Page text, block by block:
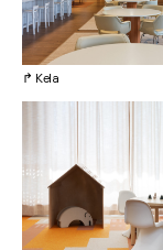
↱ Kela